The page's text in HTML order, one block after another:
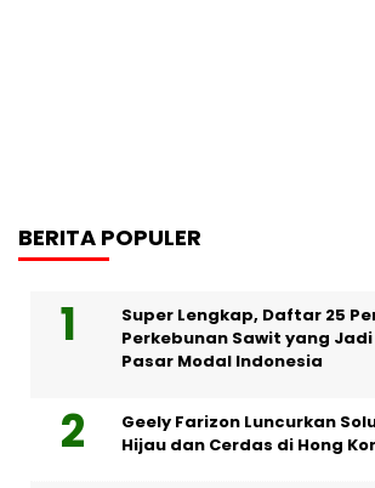
BERITA POPULER
Super Lengkap, Daftar 25
Perkebunan Sawit yang
Pasar Modal Indonesia
Geely Farizon Luncurkan
Hijau dan Cerdas di Hong